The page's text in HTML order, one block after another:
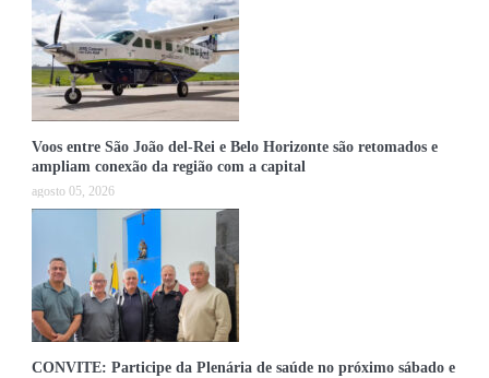
Voos entre São João del-Rei e Belo Horizonte são retomados e
ampliam conexão da região com a capital
agosto 05, 2026
CONVITE: Participe da Plenária de saúde no próximo sábado e